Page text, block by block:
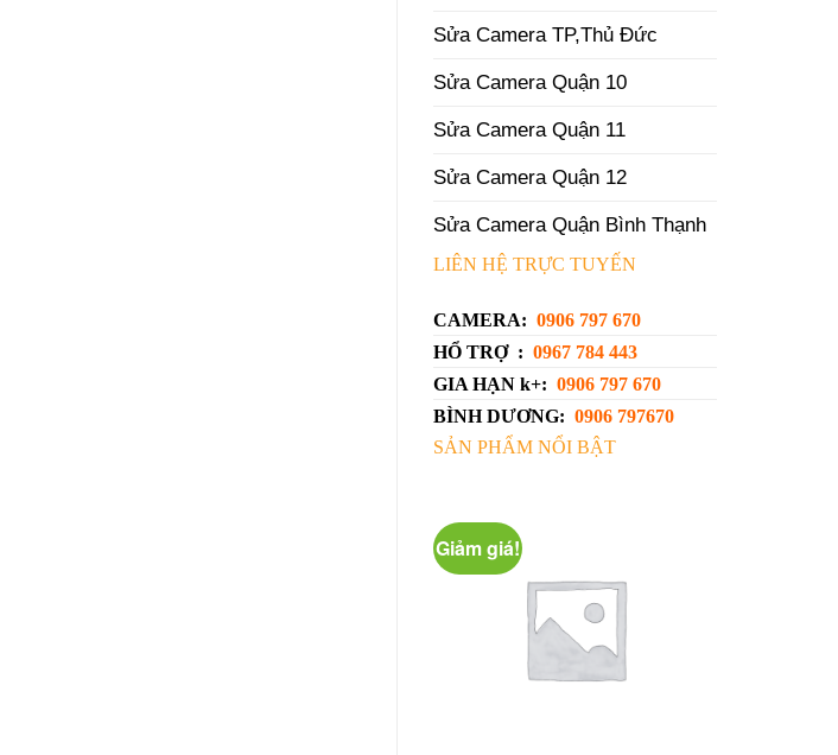
Sửa Camera TP,Thủ Đức
Sửa Camera Quận 10
Sửa Camera Quận 11
Sửa Camera Quận 12
Sửa Camera Quận Bình Thạnh
LIÊN HỆ TRỰC TUYẾN
CAMERA: 0906 797 670
HỔ TRỢ : 0967 784 443
GIA HẠN k+: 0906 797 670
BÌNH DƯƠNG: 0906 797670
SẢN PHẨM NỔI BẬT